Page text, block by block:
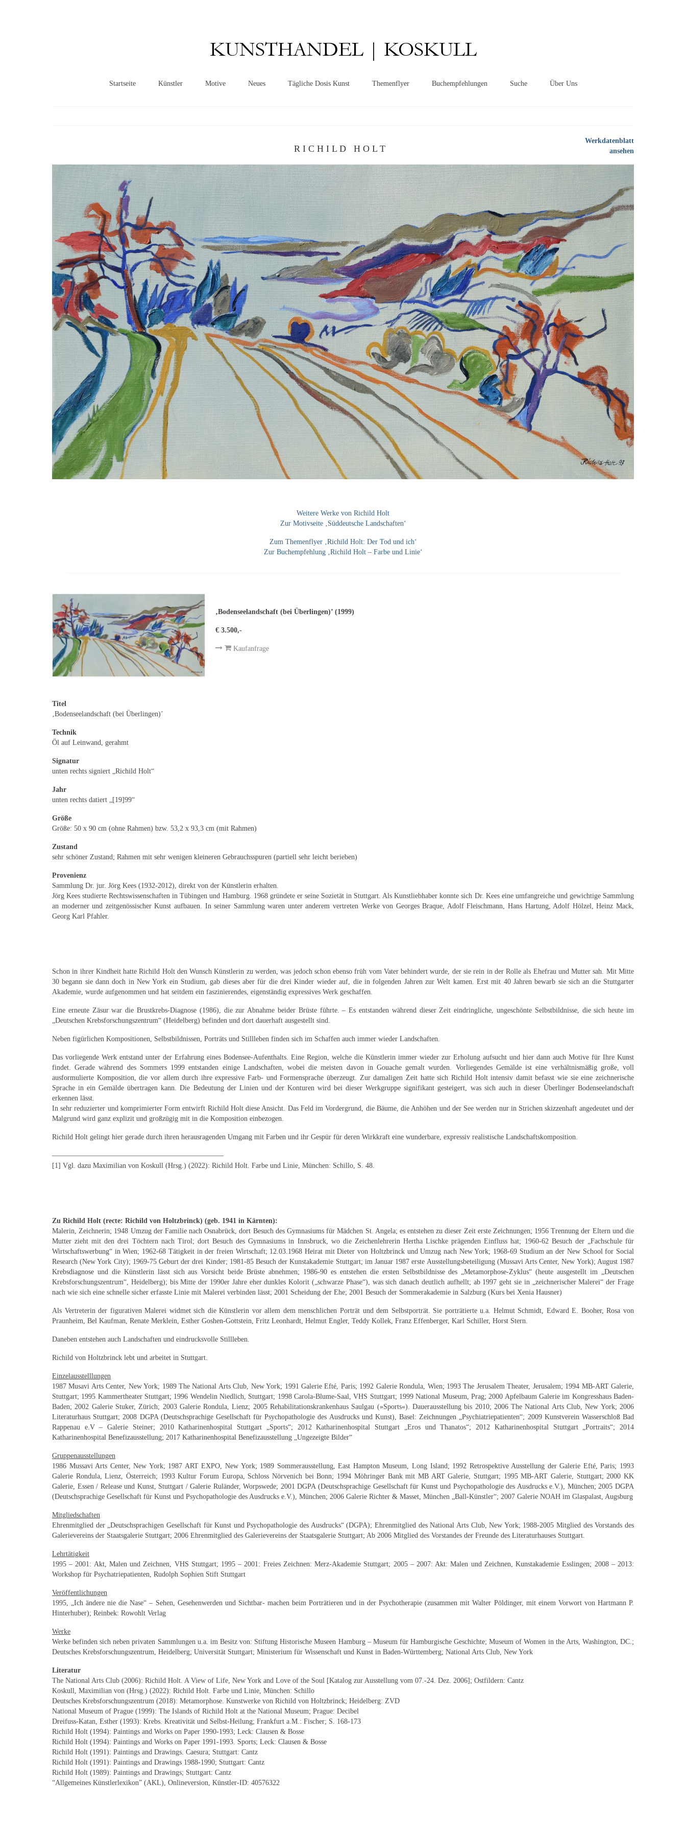
KUNSTHANDEL | KOSKULL
Startseite Künstler Motive Neues Tägliche Dosis Kunst Themenflyer Buchempfehlungen Suche Über Uns
R I C H I L D H O L T
Werkdatenblatt
ansehen
Weitere Werke von Richild Holt
Zur Motivseite ‚Süddeutsche Landschaften‘
Zum Themenflyer ‚Richild Holt: Der Tod und ich‘
Zur Buchempfehlung ‚Richild Holt – Farbe und Linie‘
‚Bodenseelandschaft (bei Überlingen)’ (1999)
€ 3.500,-
Kaufanfrage
Titel
‚Bodenseelandschaft (bei Überlingen)’
Technik
Öl auf Leinwand, gerahmt
Signatur
unten rechts signiert „Richild Holt“
Jahr
unten rechts datiert „[19]99“
Größe
Größe: 50 x 90 cm (ohne Rahmen) bzw. 53,2 x 93,3 cm (mit Rahmen)
Zustand
sehr schöner Zustand; Rahmen mit sehr wenigen kleineren Gebrauchsspuren (partiell sehr leicht berieben)
Provenienz
Sammlung Dr. jur. Jörg Kees (1932-2012), direkt von der Künstlerin erhalten.
Jörg Kees studierte Rechtswissenschaften in Tübingen und Hamburg. 1968 gründete er seine Sozietät in Stuttgart. Als Kunstliebhaber konnte sich Dr. Kees eine umfangreiche und gewichtige Sammlung
an moderner und zeitgenössischer Kunst aufbauen. In seiner Sammlung waren unter anderem vertreten Werke von Georges Braque, Adolf Fleischmann, Hans Hartung, Adolf Hölzel, Heinz Mack,
Georg Karl Pfahler.
Schon in ihrer Kindheit hatte Richild Holt den Wunsch Künstlerin zu werden, was jedoch schon ebenso früh vom Vater behindert wurde, der sie rein in der Rolle als Ehefrau und Mutter sah. Mit Mitte
30 begann sie dann doch in New York ein Studium, gab dieses aber für die drei Kinder wieder auf, die in folgenden Jahren zur Welt kamen. Erst mit 40 Jahren bewarb sie sich an die Stuttgarter
Akademie, wurde aufgenommen und hat seitdem ein faszinierendes, eigenständig expressives Werk geschaffen.
Eine erneute Zäsur war die Brustkrebs-Diagnose (1986), die zur Abnahme beider Brüste führte. – Es entstanden während dieser Zeit eindringliche, ungeschönte Selbstbildnisse, die sich heute im
„Deutschen Krebsforschungszentrum“ (Heidelberg) befinden und dort dauerhaft ausgestellt sind.
Neben figürlichen Kompositionen, Selbstbildnissen, Porträts und Stillleben finden sich im Schaffen auch immer wieder Landschaften.
Das vorliegende Werk entstand unter der Erfahrung eines Bodensee-Aufenthalts. Eine Region, welche die Künstlerin immer wieder zur Erholung aufsucht und hier dann auch Motive für Ihre Kunst
findet. Gerade während des Sommers 1999 entstanden einige Landschaften, wobei die meisten davon in Gouache gemalt wurden. Vorliegendes Gemälde ist eine verhältnismäßig große, voll
ausformulierte Komposition, die vor allem durch ihre expressive Farb- und Formensprache überzeugt. Zur damaligen Zeit hatte sich Richild Holt intensiv damit befasst wie sie eine zeichnerische
Sprache in ein Gemälde übertragen kann. Die Bedeutung der Linien und der Konturen wird bei dieser Werkgruppe signifikant gesteigert, was sich auch in dieser Überlinger Bodenseelandschaft
erkennen lässt.
In sehr reduzierter und komprimierter Form entwirft Richild Holt diese Ansicht. Das Feld im Vordergrund, die Bäume, die Anhöhen und der See werden nur in Strichen skizzenhaft angedeutet und der
Malgrund wird ganz explizit und großzügig mit in die Komposition einbezogen.
Richild Holt gelingt hier gerade durch ihren herausragenden Umgang mit Farben und ihr Gespür für deren Wirkkraft eine wunderbare, expressiv realistische Landschaftskomposition.
————————————————————————
[1] Vgl. dazu Maximilian von Koskull (Hrsg.) (2022): Richild Holt. Farbe und Linie, München: Schillo, S. 48.
Zu Richild Holt (recte: Richild von Holtzbrinck) (geb. 1941 in Kärnten):
Malerin, Zeichnerin; 1948 Umzug der Familie nach Osnabrück, dort Besuch des Gymnasiums für Mädchen St. Angela; es entstehen zu dieser Zeit erste Zeichnungen; 1956 Trennung der Eltern und die
Mutter zieht mit den drei Töchtern nach Tirol; dort Besuch des Gymnasiums in Innsbruck, wo die Zeichenlehrerin Hertha Lischke prägenden Einfluss hat; 1960-62 Besuch der „Fachschule für
Wirtschaftswerbung“ in Wien; 1962-68 Tätigkeit in der freien Wirtschaft; 12.03.1968 Heirat mit Dieter von Holtzbrinck und Umzug nach New York; 1968-69 Studium an der New School for Social
Research (New York City); 1969-75 Geburt der drei Kinder; 1981-85 Besuch der Kunstakademie Stuttgart; im Januar 1987 erste Ausstellungsbeteiligung (Mussavi Arts Center, New York); August 1987
Krebsdiagnose und die Künstlerin lässt sich aus Vorsicht beide Brüste abnehmen; 1986-90 es entstehen die ersten Selbstbildnisse des „Metamorphose-Zyklus“ (heute ausgestellt im „Deutschen
Krebsforschungszentrum“, Heidelberg); bis Mitte der 1990er Jahre eher dunkles Kolorit („schwarze Phase“), was sich danach deutlich aufhellt; ab 1997 geht sie in „zeichnerischer Malerei“ der Frage
nach wie sich eine schnelle sicher erfasste Linie mit Malerei verbinden lässt; 2001 Scheidung der Ehe; 2001 Besuch der Sommerakademie in Salzburg (Kurs bei Xenia Hausner)
Als Vertreterin der figurativen Malerei widmet sich die Künstlerin vor allem dem menschlichen Porträt und dem Selbstporträt. Sie porträtierte u.a. Helmut Schmidt, Edward E. Booher, Rosa von
Praunheim, Bel Kaufman, Renate Merklein, Esther Goshen-Gottstein, Fritz Leonhardt, Helmut Engler, Teddy Kollek, Franz Effenberger, Karl Schiller, Horst Stern.
Daneben entstehen auch Landschaften und eindrucksvolle Stillleben.
Richild von Holtzbrinck lebt und arbeitet in Stuttgart.
Einzelausstelllungen
1987 Musavi Arts Center, New York; 1989 The National Arts Club, New York; 1991 Galerie Efté, Paris; 1992 Galerie Rondula, Wien; 1993 The Jerusalem Theater, Jerusalem; 1994 MB-ART Galerie,
Stuttgart; 1995 Kammertheater Stuttgart; 1996 Wendelin Niedlich, Stuttgart; 1998 Carola-Blume-Saal, VHS Stuttgart; 1999 National Museum, Prag; 2000 Apfelbaum Galerie im Kongresshaus Baden-
Baden; 2002 Galerie Stuker, Zürich; 2003 Galerie Rondula, Lienz; 2005 Rehabilitationskrankenhaus Saulgau (»Sports«). Dauerausstellung bis 2010; 2006 The National Arts Club, New York; 2006
Literaturhaus Stuttgart; 2008 DGPA (Deutschsprachige Gesellschaft für Psychopathologie des Ausdrucks und Kunst), Basel: Zeichnungen „Psychiatriepatienten“; 2009 Kunstverein Wasserschloß Bad
Rappenau e.V – Galerie Steiner; 2010 Katharinenhospital Stuttgart „Sports“; 2012 Katharinenhospital Stuttgart „Eros und Thanatos“; 2012 Katharinenhospital Stuttgart „Portraits“; 2014
Katharinenhospital Benefizausstellung; 2017 Katharinenhospital Benefizausstellung „Ungezeigte Bilder“
Gruppenausstellungen
1986 Mussavi Arts Center, New York; 1987 ART EXPO, New York; 1989 Sommerausstellung, East Hampton Museum, Long Island; 1992 Retrospektive Ausstellung der Galerie Efté, Paris; 1993
Galerie Rondula, Lienz, Österreich; 1993 Kultur Forum Europa, Schloss Nörvenich bei Bonn; 1994 Möhringer Bank mit MB ART Galerie, Stuttgart; 1995 MB-ART Galerie, Stuttgart; 2000 KK
Galerie, Essen / Release und Kunst, Stuttgart / Galerie Ruländer, Worpswede; 2001 DGPA (Deutschsprachige Gesellschaft für Kunst und Psychopathologie des Ausdrucks e.V.), München; 2005 DGPA
(Deutschsprachige Gesellschaft für Kunst und Psychopathologie des Ausdrucks e.V.), München; 2006 Galerie Richter & Masset, München „Ball-Künstler“; 2007 Galerie NOAH im Glaspalast, Augsburg
Mitgliedschaften
Ehrenmitglied der „Deutschsprachigen Gesellschaft für Kunst und Psychopathologie des Ausdrucks“ (DGPA); Ehrenmitglied des National Arts Club, New York; 1988-2005 Mitglied des Vorstands des
Galerievereins der Staatsgalerie Stuttgart; 2006 Ehrenmitglied des Galerievereins der Staatsgalerie Stuttgart; Ab 2006 Mitglied des Vorstandes der Freunde des Literaturhauses Stuttgart.
Lehrtätigkeit
1995 – 2001: Akt, Malen und Zeichnen, VHS Stuttgart; 1995 – 2001: Freies Zeichnen: Merz-Akademie Stuttgart; 2005 – 2007: Akt: Malen und Zeichnen, Kunstakademie Esslingen; 2008 – 2013:
Workshop für Psychatriepatienten, Rudolph Sophien Stift Stuttgart
Veröffentlichungen
1995, „Ich ändere nie die Nase“ – Sehen, Gesehenwerden und Sichtbar- machen beim Porträtieren und in der Psychotherapie (zusammen mit Walter Pöldinger, mit einem Vorwort von Hartmann P.
Hinterhuber); Reinbek: Rowohlt Verlag
Werke
Werke befinden sich neben privaten Sammlungen u.a. im Besitz von: Stiftung Historische Museen Hamburg – Museum für Hamburgische Geschichte; Museum of Women in the Arts, Washington, DC.;
Deutsches Krebsforschungszentrum, Heidelberg; Universität Stuttgart; Ministerium für Wissenschaft und Kunst in Baden-Württemberg; National Arts Club, New York
Literatur
The National Arts Club (2006): Richild Holt. A View of Life, New York and Love of the Soul [Katalog zur Ausstellung vom 07.-24. Dez. 2006]; Ostfildern: Cantz
Koskull, Maximilian von (Hrsg.) (2022): Richild Holt. Farbe und Linie, München: Schillo
Deutsches Krebsforschungszentrum (2018): Metamorphose. Kunstwerke von Richild von Holtzbrinck; Heidelberg: ZVD
National Museum of Prague (1999): The Islands of Richild Holt at the National Museum; Prague: Decibel
Dreifuss-Katan, Esther (1993): Krebs. Kreativität und Selbst-Heilung; Frankfurt a.M.: Fischer; S. 168-173
Richild Holt (1994): Paintings and Works on Paper 1990-1993; Leck: Clausen & Bosse
Richild Holt (1994): Paintings and Works on Paper 1991-1993. Sports; Leck: Clausen & Bosse
Richild Holt (1991): Paintings and Drawings. Caesura; Stuttgart: Cantz
Richild Holt (1991): Paintings and Drawings 1988-1990; Stuttgart: Cantz
Richild Holt (1989): Paintings and Drawings; Stuttgart: Cantz
“Allgemeines Künstlerlexikon” (AKL), Onlineversion, Künstler-ID: 40576322